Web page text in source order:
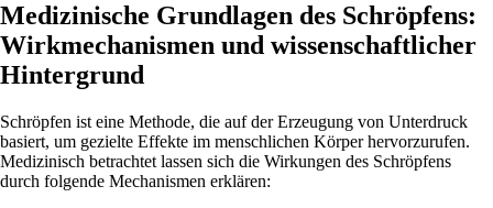
Medizinische Grundlagen des Schröpfens:
Wirkmechanismen und wissenschaftlicher
Hintergrund
Schröpfen ist eine Methode, die auf der Erzeugung von Unterdruck
basiert, um gezielte Effekte im menschlichen Körper hervorzurufen.
Medizinisch betrachtet lassen sich die Wirkungen des Schröpfens
durch folgende Mechanismen erklären: